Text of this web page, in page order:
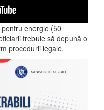
energie (50
trebuie să depună o
procedurii legale.